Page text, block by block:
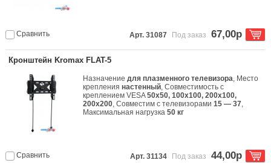
Сравнить Арт. 31087 Под заказ 67,00р
Кронштейн Kromax FLAT-5
Назначениедля плазменного телевизора, Место
креплениянастенный, Совместимость с
креплением VESA50x50, 100x100, 200x100,
200x200, Совместим с телевизорами15 — 37,
Максимальная нагрузка50 кг
Сравнить Арт. 31134 Под заказ 44,00р